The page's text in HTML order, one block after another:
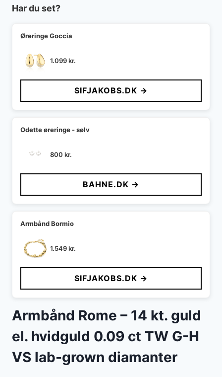
Har du set?
Øreringe Goccia
1.099kr.
SIFJAKOBS.DK →
Odette øreringe - sølv
800 kr.
BAHNE.DK →
Armbånd Bormio
1.549kr.
SIFJAKOBS.DK →
Armbånd Rome – 14 kt. guld
el. hvidguld 0.09 ct TW G-H
VS lab-grown diamanter